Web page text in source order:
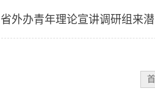
省外办青年理论宣讲调研组来